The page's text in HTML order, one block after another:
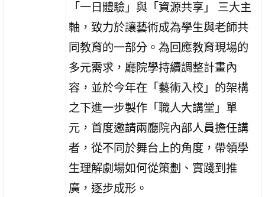
「一日體驗」與「資源共享」 三大主
軸，致力於讓藝術成為學生與老師共
同教育的一部分。為回應教育現場的
多元需求，廳院學持續調整計畫內
容，並於今年在「藝術入校」的架構
之下進一步製作「職人大講堂」單
元，首度邀請兩廳院內部人員擔任講
者，從不同於舞台上的角度，帶領學
生理解劇場如何從策劃、實踐到推
廣，逐步成形。